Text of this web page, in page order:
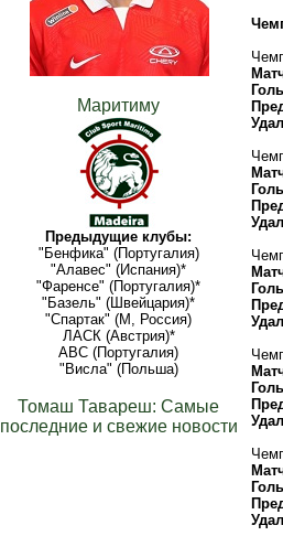
Маритиму
Предыдущие клубы:
"Бенфика" (Португалия)
"Алавес" (Испания)*
"Фаренсе" (Португалия)*
"Базель" (Швейцария)*
"Спартак" (М, Россия)
ЛАСК (Австрия)*
АВС (Португалия)
"Висла" (Польша)
Томаш Тавареш: Самые
последние и свежие новости